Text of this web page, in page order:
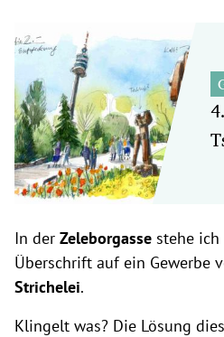
In der Zeleborgasse stehe
Überschrift auf ein Gewerbe
Strichelei.
Klingelt was? Die Lösung